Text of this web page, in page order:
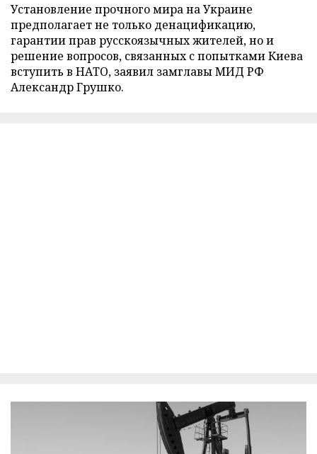
Установление прочного мира на Украине
предполагает не только денацификацию,
гарантии прав русскоязычных жителей, но и
решение вопросов, связанных с попытками Киева
вступить в НАТО, заявил замглавы МИД РФ
Александр Грушко.